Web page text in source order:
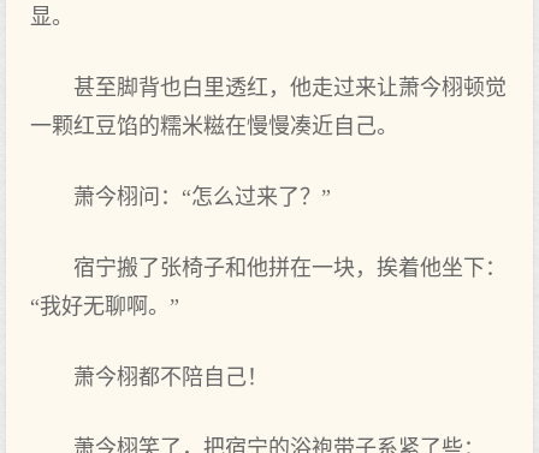
显。
甚至脚背也白里透红，他走过来让萧今栩顿觉
一颗红豆馅的糯米糍在慢慢凑近自己。
萧今栩问：“怎么过来了？”
宿宁搬了张椅子和他拼在一块，挨着他坐下：
“我好无聊啊。”
萧今栩都不陪自己！
萧今栩笑‌了，把宿宁的浴袍带子系紧了些：